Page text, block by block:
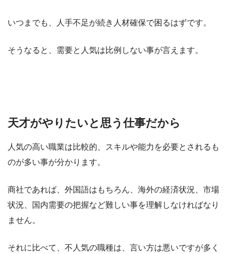
いつまでも、人手不足が続き人材確保で困るはずです。
そうなると、需要と人気は比例しない事が言えます。
天才がやりたいと思う仕事だから
人気の高い職業は比較的、スキルや能力を必要とされるも
のが多い事が分かります。
商社であれば、外国語はもちろん、海外の経済状況、市場
状況、国内需要の把握など難しい事を理解しなければなり
ません。
それに比べて、不人気の職種は、言い方は悪いですが多く